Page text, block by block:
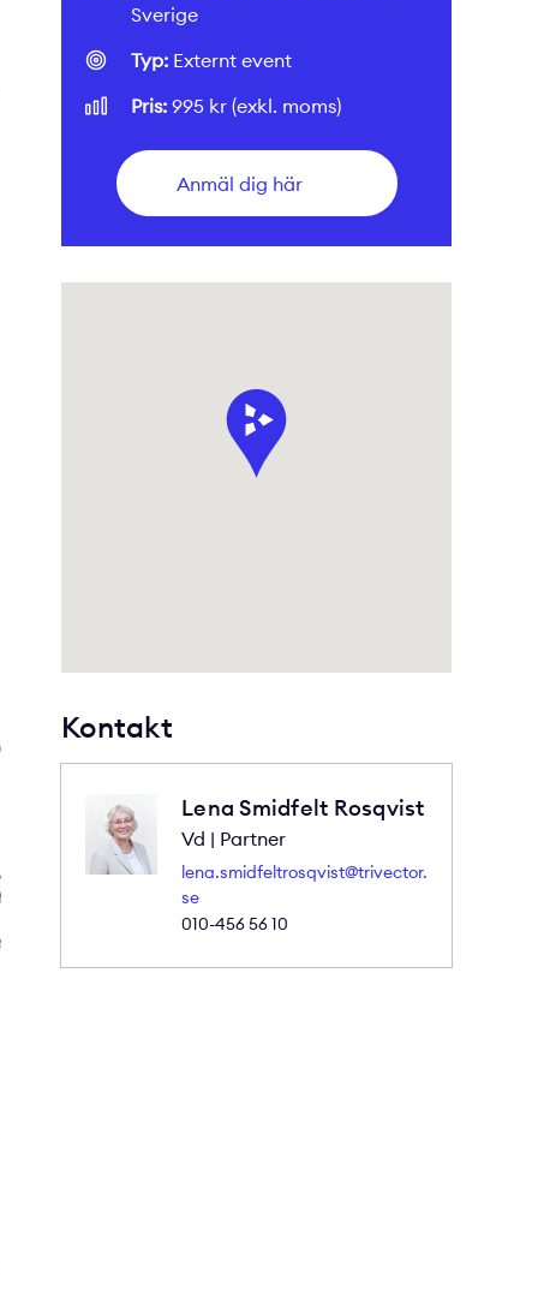
Sverige
Typ: Externt event
Pris: 995 kr (exkl. moms)
Anmäl dig här
Kontakt
Lena Smidfelt Rosqvist
Vd | Partner
lena.smidfeltrosqvist@trivector.
se
010-456 56 10